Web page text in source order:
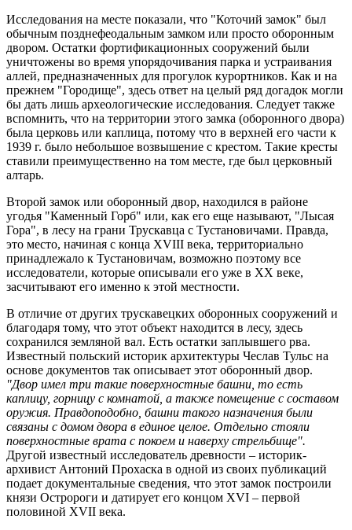
Исследования на месте показали, что "Коточий замок" был
обычным позднефеодальным замком или просто оборонным
двором. Остатки фортификационных сооружений были
уничтожены во время упорядочивания парка и устраивания
аллей, предназначенных для прогулок курортников. Как и на
прежнем "Городище", здесь ответ на целый ряд догадок могли
бы дать лишь археологические исследования. Следует также
вспомнить, что на территории этого замка (оборонного двора)
была церковь или каплица, потому что в верхней его части к
1939 г. было небольшое возвышение с крестом. Такие кресты
ставили преимущественно на том месте, где был церковный
алтарь.
Второй замок или оборонный двор, находился в районе
угодья "Каменный Горб" или, как его еще называют, "Лысая
Гора", в лесу на грани Трускавца с Тустановичами. Правда,
это место, начиная с конца XVIII века, территориально
принадлежало к Тустановичам, возможно поэтому все
исследователи, которые описывали его уже в XX веке,
засчитывают его именно к этой местности.
В отличие от других трускавецких оборонных сооружений и
благодаря тому, что этот объект находится в лесу, здесь
сохранился земляной вал. Есть остатки заплывшего рва.
Известный польский историк архитектуры Чеслав Тульс на
основе документов так описывает этот оборонный двор.
"Двор имел три такие поверхностные башни, то есть
каплицу, горницу с комнатой, а также помещение с составом
оружия. Правдоподобно, башни такого назначения были
связаны с домом двора в единое целое. Отдельно стояли
поверхностные врата с покоем и наверху стрельбище".
Другой известный исследователь древности – историк-
архивист Антоний Прохаска в одной из своих публикаций
подает документальные сведения, что этот замок построили
князи Остророги и датирует его концом XVI – первой
половиной XVII века.